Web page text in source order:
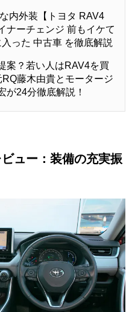
内外装【トヨタ RAV4
ナーチェンジ 前もイケて
った 中古車 を徹底解説
案？若い人はRAV4を買
藤木由貴とモータージ
が24分徹底解説！
ュー：装備の充実振